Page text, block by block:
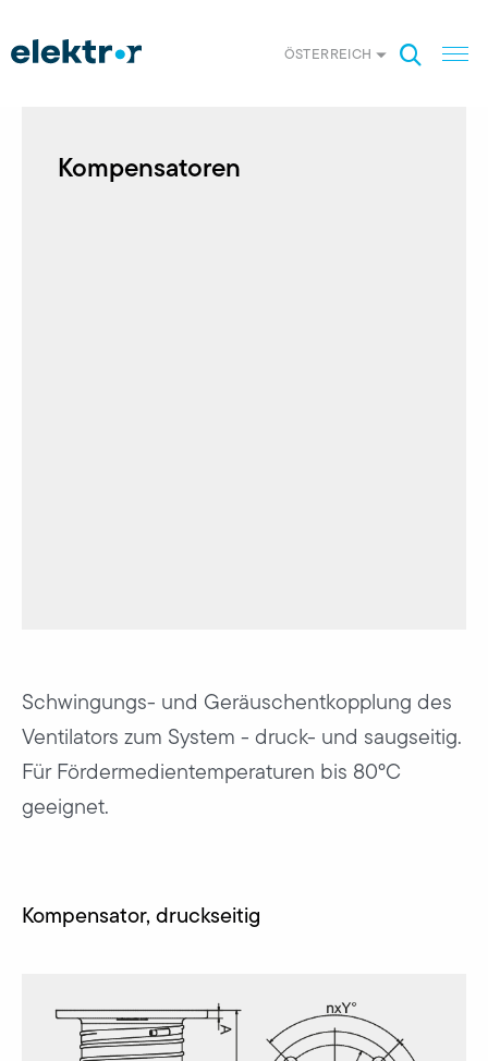
ÖSTERREICH
Kompensatoren
Schwingungs- und Geräuschentkopplung des
Ventilators zum System - druck- und saugseitig.
Für Fördermedientemperaturen bis 80°C
geeignet.
Kompensator, druckseitig